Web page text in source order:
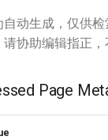
动生成，仅供
协助编辑指正，
Page